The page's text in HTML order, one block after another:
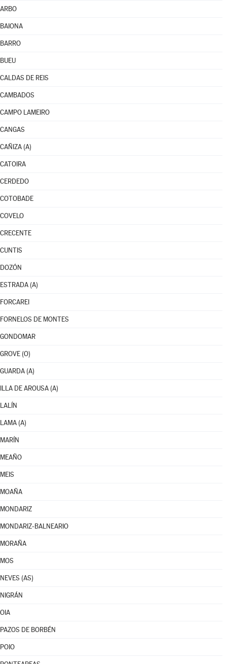
ARBO
BAIONA
BARRO
BUEU
CALDAS DE REIS
CAMBADOS
CAMPO LAMEIRO
CANGAS
CAÑIZA (A)
CATOIRA
CERDEDO
COTOBADE
COVELO
CRECENTE
CUNTIS
DOZÓN
ESTRADA (A)
FORCAREI
FORNELOS DE MONTES
GONDOMAR
GROVE (O)
GUARDA (A)
ILLA DE AROUSA (A)
LALÍN
LAMA (A)
MARÍN
MEAÑO
MEIS
MOAÑA
MONDARIZ
MONDARIZ-BALNEARIO
MORAÑA
MOS
NEVES (AS)
NIGRÁN
OIA
PAZOS DE BORBÉN
POIO